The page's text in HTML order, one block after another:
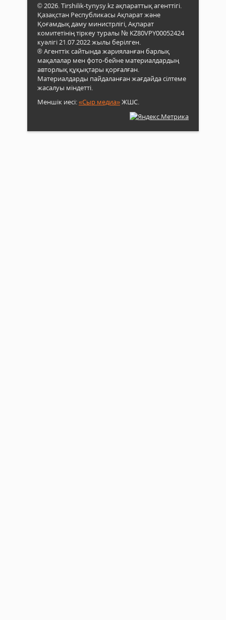
© 2026. Tirshilik-tynysy.kz ақпараттық агенттігі.
Қазақстан Республикасы Ақпарат және
Қоғамдық даму министрлігі, Ақпарат
комитетінің тіркеу туралы № KZ80VPY00052424
куәлігі 21.07.2022 жылы берілген.
® Агенттік сайтында жарияланған барлық
мақалалар мен фото-бейне материалдардың
авторлық құқықтары қорғалған.
Материалдарды пайдаланған жағдайда сілтеме
жасалуы міндетті.
Меншік иесі:«Сыр медиа»ЖШС.